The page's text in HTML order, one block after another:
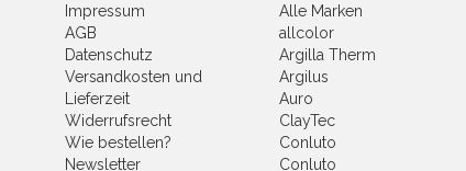
Impressum
AGB
Datenschutz
Versandkosten und
Lieferzeit
Widerrufsrecht
Wie bestellen?
Newsletter
Alle Marken
allcolor
Argilla Therm
Argilus
Auro
ClayTec
Conluto
Conluto